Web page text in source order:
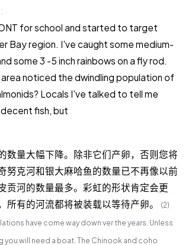
for school and started to target
Bay region. I've caught some medium-
some 3 -5 inch rainbows on a fly rod.
area noticed the dwindling population of
Locals I've talked to tell me
fish, but
数量大幅下降。除非它们产卵，否则您将
努克河和银大麻哈鱼的数量已不再像以前
贡河的数量最多。彩虹的形状肯定会更
所有的河流都将被装载以等待产卵。
(2)
have come way down ver the years. Unless
you will need a boat. The Chinook and coho